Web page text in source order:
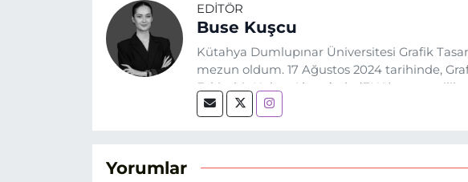
EDITÖR
Buse Kuşcu
Kütahya Dumlupınar Üniversitesi Grafik
mezun oldum. 17 Ağustos 2024 tarihinde,
Eskişehir Haber Ajansı’nda (EHA)
biri olan merak duygusunun etkisiyle basın
Yorumlar